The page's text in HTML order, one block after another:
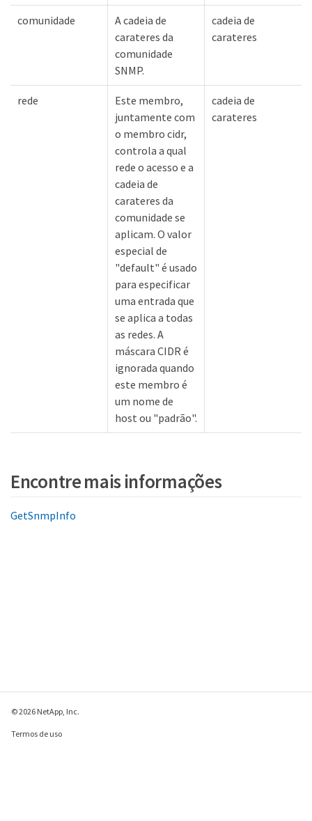
comunidade
A cadeia de
carateres da
comunidade
SNMP.
cadeia de
carateres
rede
Este membro,
juntamente com
o membro cidr,
controla a qual
rede o acesso e a
cadeia de
carateres da
comunidade se
aplicam. O valor
especial de
"default" é usado
para especificar
uma entrada que
se aplica a todas
as redes. A
máscara CIDR é
ignorada quando
este membro é
um nome de
host ou "padrão".
cadeia de
carateres
Encontre mais informações
GetSnmpInfo
© 2026 NetApp, Inc.
Termos de uso